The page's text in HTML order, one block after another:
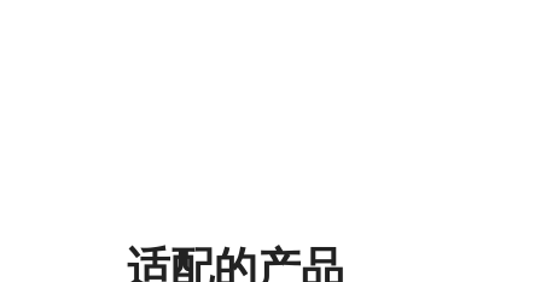
适配的产品